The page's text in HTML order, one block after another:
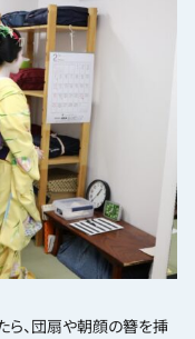
ら、団扇や朝顔の簪を挿